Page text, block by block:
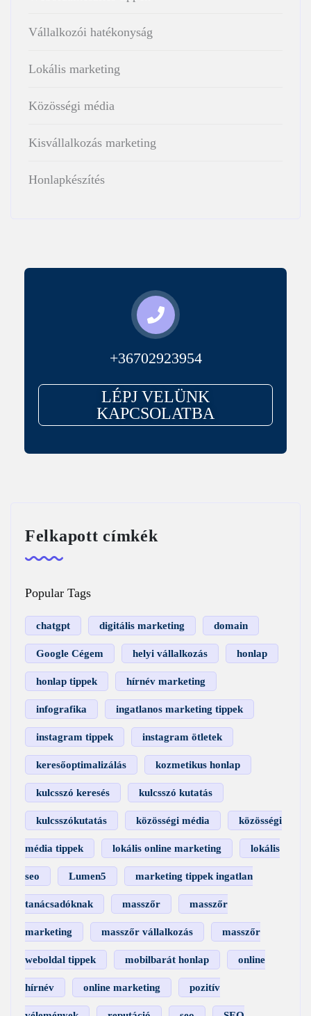
Vállalkozói hatékonyság
Lokális marketing
Közösségi média
Kisvállalkozás marketing
Honlapkészítés
+36702923954
LÉPJ VELÜNK
KAPCSOLATBA
Felkapott címkék
Popular Tags
chatgpt digitális marketing domain
Google Cégem helyi vállalkozás honlap
honlap tippek hírnév marketing
infografika ingatlanos marketing tippek
instagram tippek instagram ötletek
keresőoptimalizálás kozmetikus honlap
kulcsszó keresés kulcsszó kutatás
kulcsszókutatás közösségi média közösségi
média tippek lokális online marketing lokális
seo Lumen5 marketing tippek ingatlan
tanácsadóknak masszőr masszőr
marketing masszőr vállalkozás masszőr
weboldal tippek mobilbarát honlap online
hírnév online marketing pozitív